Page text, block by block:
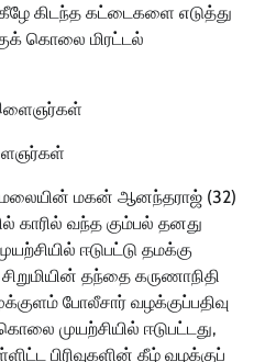
கிடந்த கட்டைகளை எடுத்து
கொலை மிரட்டல்
மகன் ஆனந்தராஜ் (32)
காரில் வந்த கும்பல் தனது
ஈடுபட்டு தமக்கு
தந்தை கருணாநிதி
போலீசார் வழக்குப்பதிவு
கொலை முயற்சியில் ஈடுபட்டது,
பிரிவுகளின் கீழ் வழக்குப்